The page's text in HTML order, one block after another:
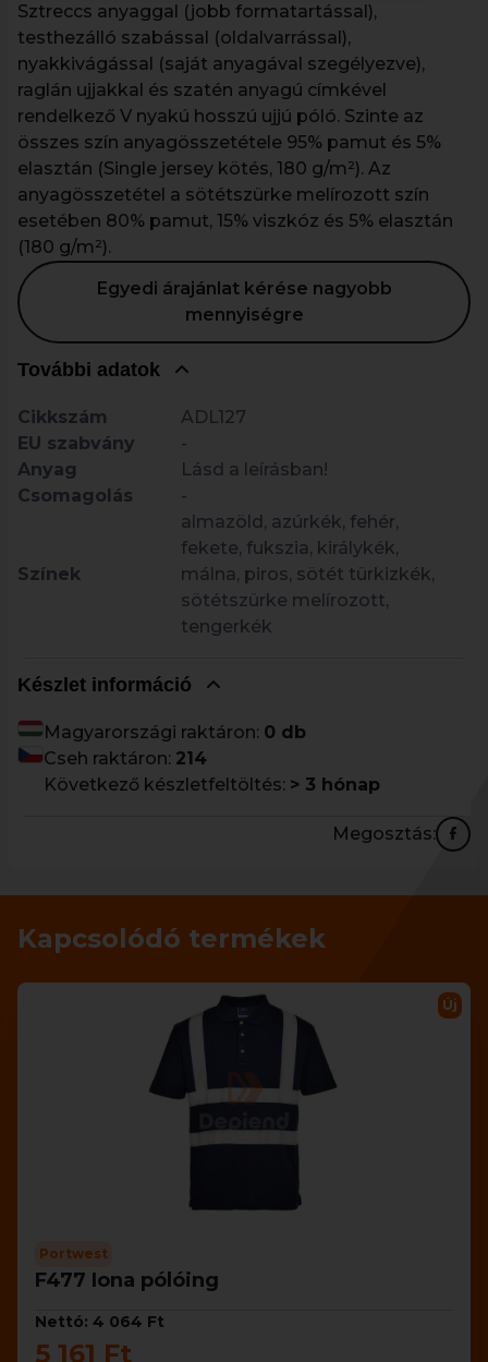
Sztreccs anyaggal (jobb formatartással),
testhezálló szabással (oldalvarrással),
nyakkivágással (saját anyagával szegélyezve),
raglán ujjakkal és szatén anyagú címkével
rendelkező V nyakú hosszú ujjú póló. Szinte az
összes szín anyagösszetétele 95% pamut és 5%
elasztán (Single jersey kötés, 180 g/m²). Az
anyagösszetétel a sötétszürke melírozott szín
esetében 80% pamut, 15% viszkóz és 5% elasztán
(180 g/m²).
Egyedi árajánlat kérése nagyobb
mennyiségre
További adatok
Cikkszám
ADL127
EU szabvány
-
Anyag
Lásd a leírásban!
Csomagolás
-
Színek
almazöld, azúrkék, fehér,
fekete, fukszia, királykék,
málna, piros, sötét türkizkék,
sötétszürke melírozott,
tengerkék
Készlet információ
Magyarországi raktáron: 0 db
Cseh raktáron: 214
Következő készletfeltöltés: > 3 hónap
Megosztás:
Kapcsolódó termékek
Új
Portwest
F477 Iona pólóing
Nettó: 4 064 Ft
5 161 Ft